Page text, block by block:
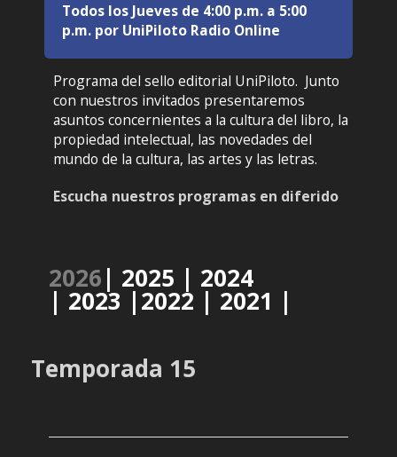
Todos los Jueves de 4:00 p.m. a 5:00
p.m. por UniPiloto Radio Online
Programa del sello editorial UniPiloto. Junto
con nuestros invitados presentaremos
asuntos concernientes a la cultura del libro, la
propiedad intelectual, las novedades del
mundo de la cultura, las artes y las letras.
Escucha nuestros programas en diferido
2026| 2025 | 2024
| 2023 |2022 | 2021 |
Temporada 15